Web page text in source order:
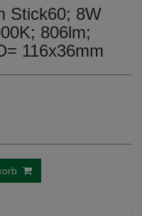
Stick60; 8W
806lm;
116x36mm